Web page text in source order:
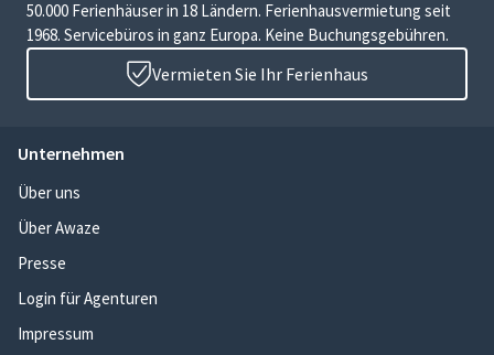
50.000 Ferienhäuser in 18 Ländern. Ferienhausvermietung seit
1968. Servicebüros in ganz Europa. Keine Buchungsgebühren.
Vermieten Sie Ihr Ferienhaus
Unternehmen
Über uns
Über Awaze
Presse
Login für Agenturen
Impressum